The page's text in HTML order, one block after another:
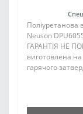
Поліуретанова
Neuson
ГАРАНТІЯ НЕ
виготовлена
гарячого